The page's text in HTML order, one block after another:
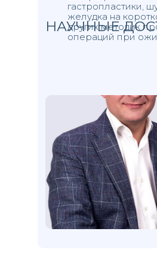
гастропластики,
желудка на
других методик
операций при
НАУЧНЫЕ